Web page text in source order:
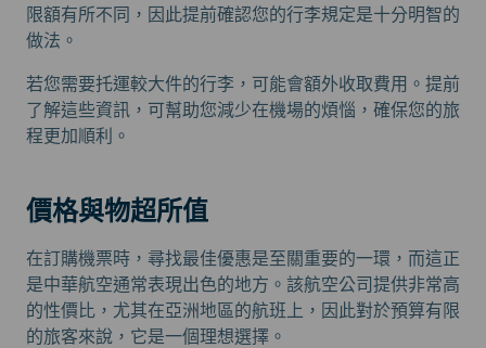
限額有所不同，因此提前確認您的行李規定是十分明智的
做法。
若您需要托運較大件的行李，可能會額外收取費用。提前
了解這些資訊，可幫助您減少在機場的煩惱，確保您的旅
程更加順利。
價格與物超所值
在訂購機票時，尋找最佳優惠是至關重要的一環，而這正
是中華航空通常表現出色的地方。該航空公司提供非常高
的性價比，尤其在亞洲地區的航班上，因此對於預算有限
的旅客來說，它是一個理想選擇。